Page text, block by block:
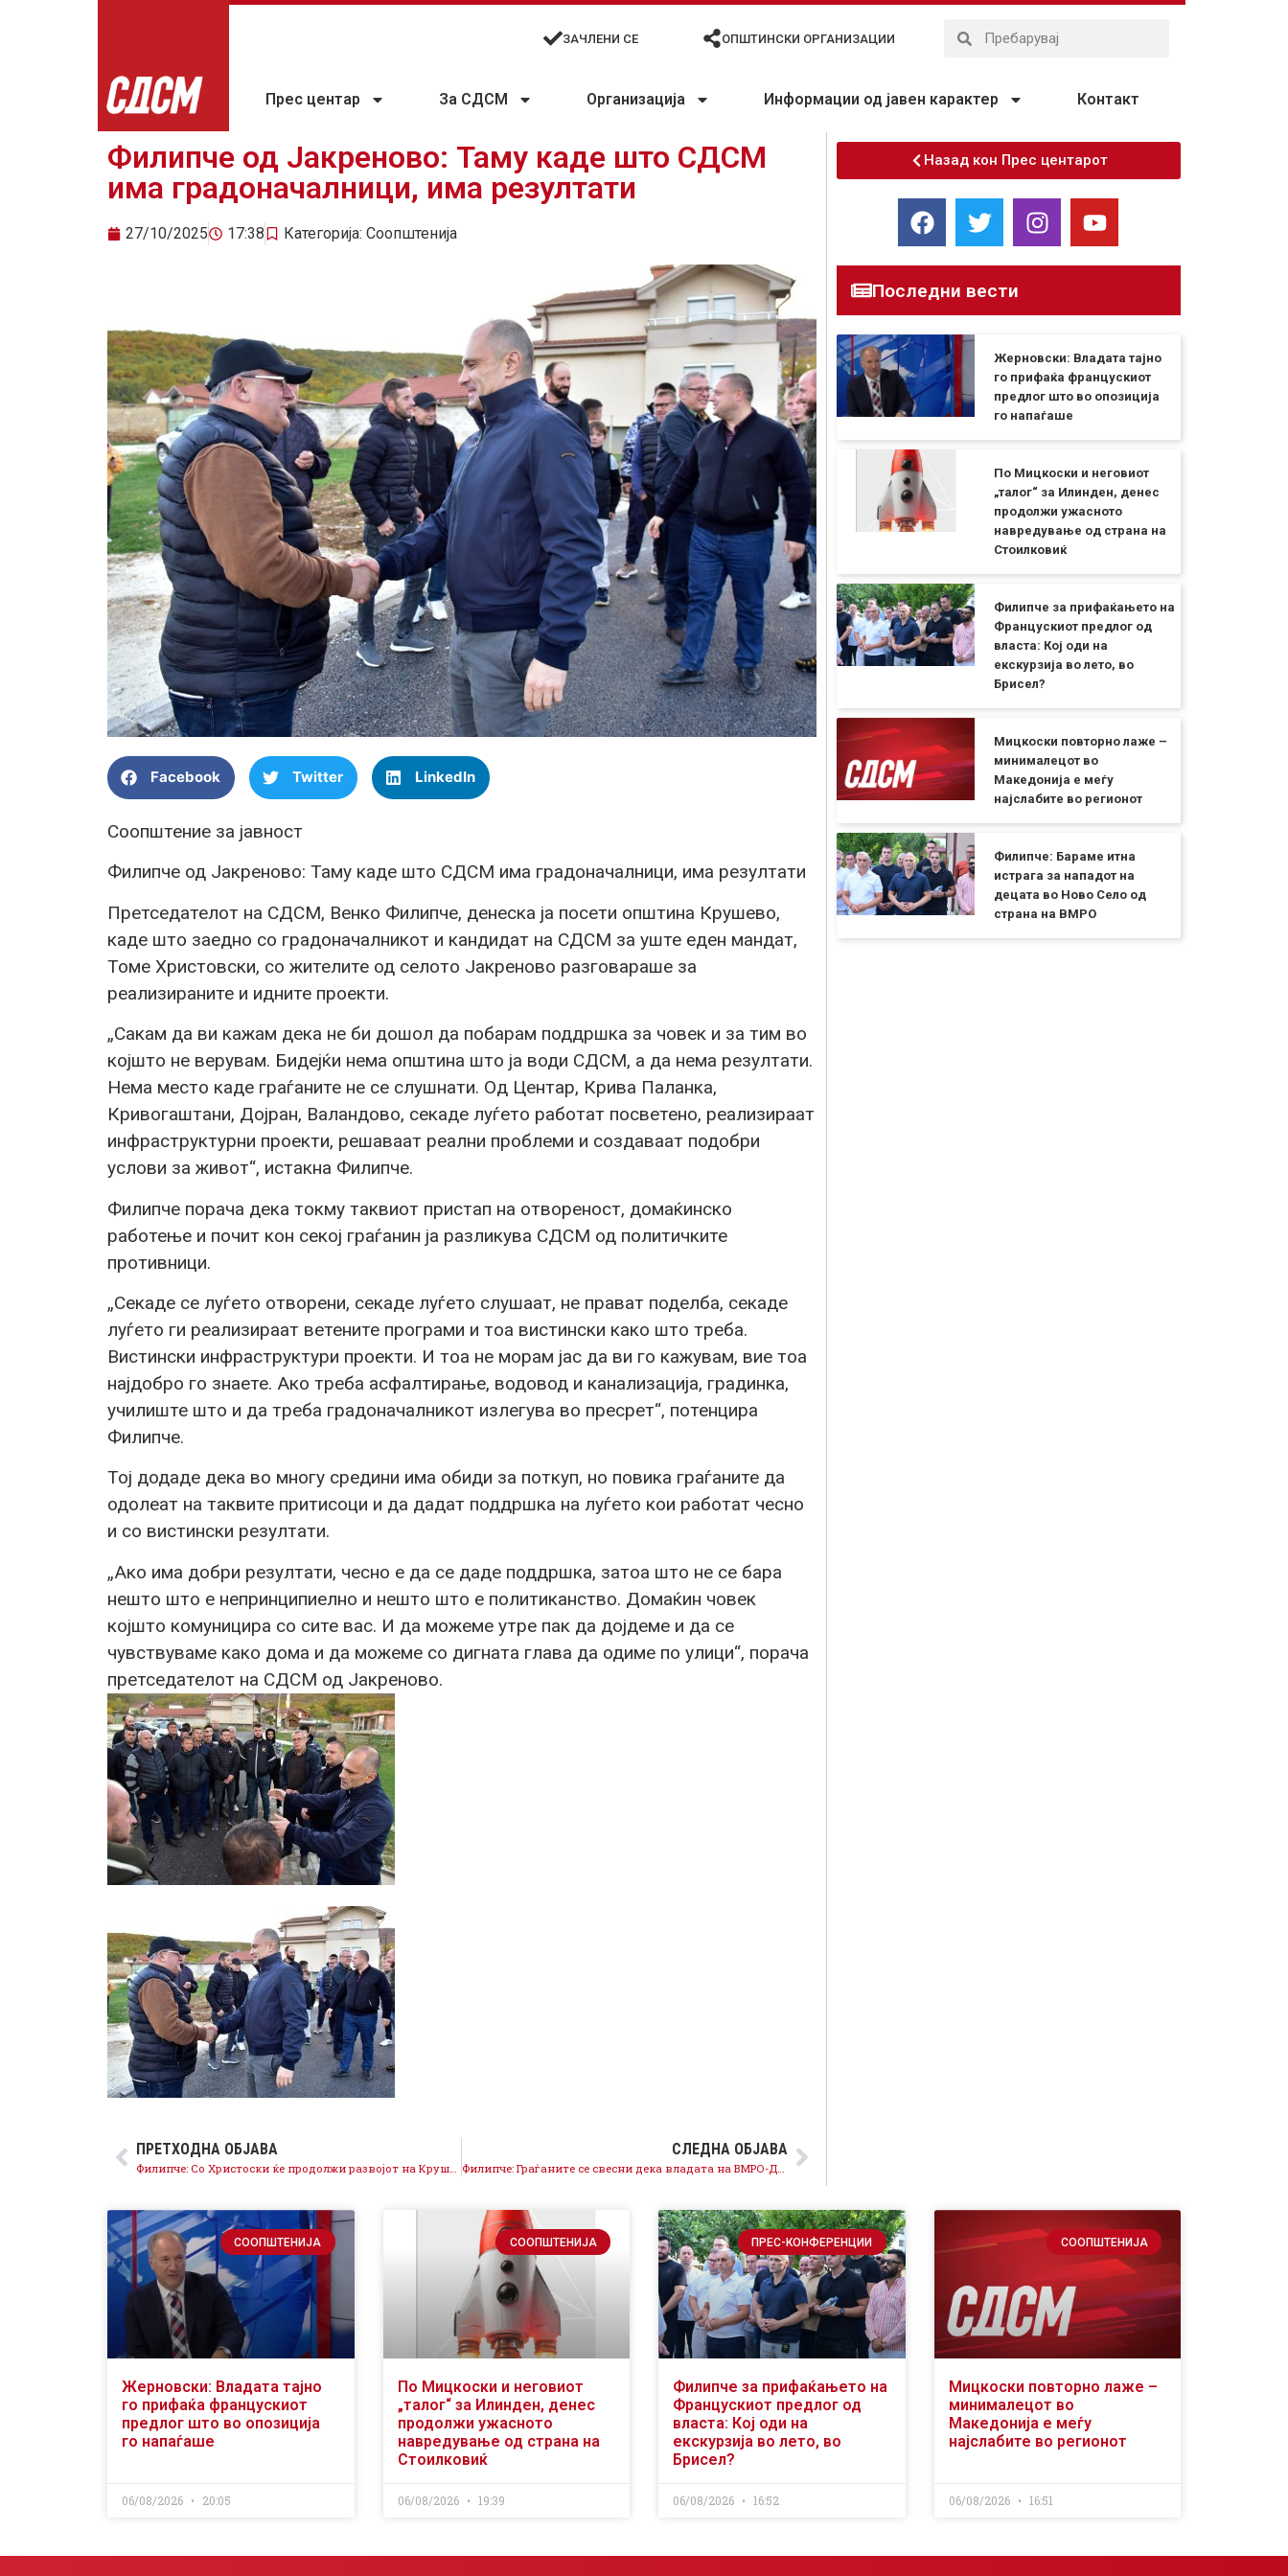
ЗАЧЛЕНИ СЕ ОПШТИНСКИ ОРГАНИЗАЦИИ
Прес центар За СДСМ Организација Информации од јавен карактер Контакт
Филипче од Јакреново: Таму каде што СДСМ
има градоначалници, има резултати
27/10/2025 17:38 Категорија: Соопштенија
Facebook Twitter LinkedIn
Соопштение за јавност
Филипче од Јакреново: Таму каде што СДСМ има градоначалници, има резултати
Претседателот на СДСМ, Венко Филипче, денеска ја посети општина Крушево,
каде што заедно со градоначалникот и кандидат на СДСМ за уште еден мандат,
Томе Христовски, со жителите од селото Јакреново разговараше за
реализираните и идните проекти.
„Сакам да ви кажам дека не би дошол да побарам поддршка за човек и за тим во
којшто не верувам. Бидејќи нема општина што ја води СДСМ, а да нема резултати.
Нема место каде граѓаните не се слушнати. Од Центар, Крива Паланка,
Кривогаштани, Дојран, Валандово, секаде луѓето работат посветено, реализираат
инфраструктурни проекти, решаваат реални проблеми и создаваат подобри
услови за живот“, истакна Филипче.
Филипче порача дека токму таквиот пристап на отвореност, домаќинско
работење и почит кон секој граѓанин ја разликува СДСМ од политичките
противници.
„Секаде се луѓето отворени, секаде луѓето слушаат, не прават поделба, секаде
луѓето ги реализираат ветените програми и тоа вистински како што треба.
Вистински инфраструктури проекти. И тоа не морам јас да ви го кажувам, вие тоа
најдобро го знаете. Ако треба асфалтирање, водовод и канализација, градинка,
училиште што и да треба градоначалникот излегува во пресрет“, потенцира
Филипче.
Тој додаде дека во многу средини има обиди за поткуп, но повика граѓаните да
одолеат на таквите притисоци и да дадат поддршка на луѓето кои работат чесно
и со вистински резултати.
„Ако има добри резултати, чесно е да се даде поддршка, затоа што не се бара
нешто што е непринципиелно и нешто што е политиканство. Домаќин човек
којшто комуницира со сите вас. И да можеме утре пак да дојдеме и да се
чувствуваме како дома и да можеме со дигната глава да одиме по улици“, порача
претседателот на СДСМ од Јакреново.
ПРЕТХОДНА ОБЈАВА
Филипче: Со Христоски ќе продолжи развојот на Крушево, тој е гаранција за општина во служба на граѓаните
СЛЕДНА ОБЈАВА
Филипче: Граѓаните се свесни дека владата на ВМРО-ДПМНЕ не испорачува
Назад кон Прес центарот
Последни вести
Жерновски: Владата тајно
го прифаќа францускиот
предлог што во опозиција
го напаѓаше
По Мицкоски и неговиот
„талог“ за Илинден, денес
продолжи ужасното
навредување од страна на
Стоилковиќ
Филипче за прифаќањето на
Францускиот предлог од
власта: Кој оди на
екскурзија во лето, во
Брисел?
Мицкоски повторно лаже –
минималецот во
Македонија е меѓу
најслабите во регионот
Филипче: Бараме итна
истрага за нападот на
децата во Ново Село од
страна на ВМРО
СООПШТЕНИЈА
Жерновски: Владата тајно
го прифаќа францускиот
предлог што во опозиција
го напаѓаше
06/08/2026 20:05
СООПШТЕНИЈА
По Мицкоски и неговиот
„талог“ за Илинден, денес
продолжи ужасното
навредување од страна на
Стоилковиќ
06/08/2026 19:39
ПРЕС-КОНФЕРЕНЦИИ
Филипче за прифаќањето на
Францускиот предлог од
власта: Кој оди на
екскурзија во лето, во
Брисел?
06/08/2026 16:52
СООПШТЕНИЈА
Мицкоски повторно лаже –
минималецот во
Македонија е меѓу
најслабите во регионот
06/08/2026 16:51